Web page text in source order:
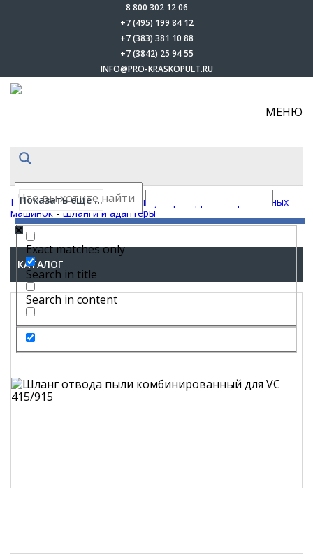
8 800 302 12 06
+7 (495) 199 84 12
+7 (383) 381 10 88
+7 (3842) 25 94 55
INFO@PRO-KRASKOPULT.RU
МЕНЮ
Показать еще ...
Exact matches only
Search in title
Search in content
Главная-Каталог-Комплектующие
Для шлифовальных
машинок-Шланги и адаптеры
КАТАЛОГ